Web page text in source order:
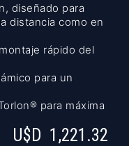
diseñado para
distancia como en
rápido del
para un
para máxima
U$D 1,221.32